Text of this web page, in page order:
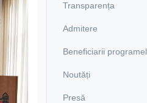
Transparența
Admitere
Beneficiarii
Noutăți
Presă